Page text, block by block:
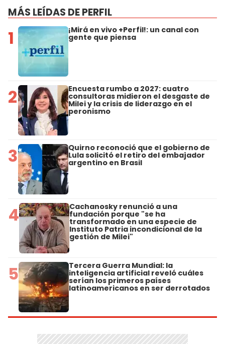
MÁS LEÍDAS DE PERFIL
1 ¡Mirá en vivo +Perfil!: un canal con
gente que piensa
2 Encuesta rumbo a 2027: cuatro
consultoras midieron el desgaste de
Milei y la crisis de liderazgo en el
peronismo
3 Quirno reconoció que el gobierno de
Lula solicitó el retiro del embajador
argentino en Brasil
4 Cachanosky renunció a una
fundación porque "se ha
transformado en una especie de
Instituto Patria incondicional de la
gestión de Milei"
5 Tercera Guerra Mundial: la
inteligencia artificial reveló cuáles
serían los primeros países
latinoamericanos en ser derrotados